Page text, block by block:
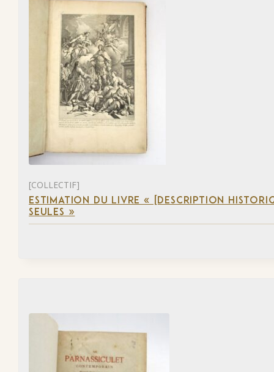
[COLLECTIF]
ESTIMATION DU LIVRE « [DESCRIPTION
SEULES »